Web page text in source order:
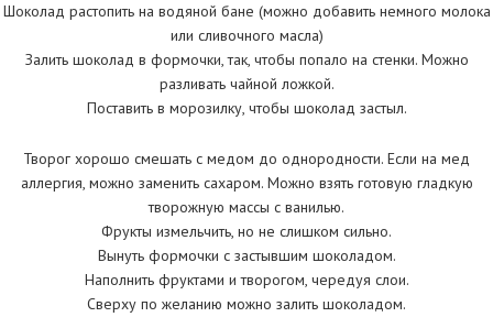
Шоколад растопить на водяной бане (можно добавить немного молока
или сливочного масла)
Залить шоколад в формочки, так, чтобы попало на стенки. Можно
разливать чайной ложкой.
Поставить в морозилку, чтобы шоколад застыл.
Творог хорошо смешать с медом до однородности. Если на мед
аллергия, можно заменить сахаром. Можно взять готовую гладкую
творожную массы с ванилью.
Фрукты измельчить, но не слишком сильно.
Вынуть формочки с застывшим шоколадом.
Наполнить фруктами и творогом, чередуя слои.
Сверху по желанию можно залить шоколадом.